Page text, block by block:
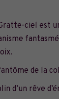
ciel est
de la
d’un rêve